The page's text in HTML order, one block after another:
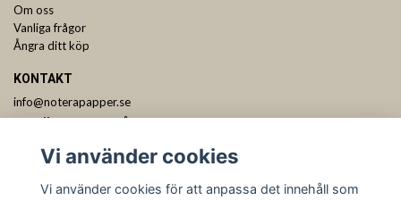
Om oss
Vanliga frågor
Ångra ditt köp
KONTAKT
info@noterapapper.se
Vi använder cookies
Vi använder cookies för att anpassa det innehåll som